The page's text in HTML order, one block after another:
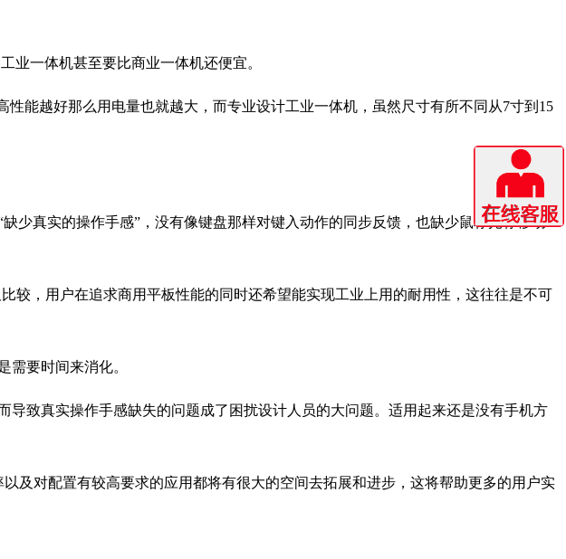
一体机甚至要比商业一体机还便宜。
能越好那么用电量也就越大，而专业设计工业一体机，虽然尺寸有所不同从7寸到15
少真实的操作手感”，没有像键盘那样对键入动作的同步反馈，也缺少鼠标光标移动
较，用户在追求商用平板性能的同时还希望能实现工业上用的耐用性，这往往是不可
要时间来消化。
致真实操作手感缺失的问题成了困扰设计人员的大问题。适用起来还是没有手机方
及对配置有较高要求的应用都将有很大的空间去拓展和进步，这将帮助更多的用户实